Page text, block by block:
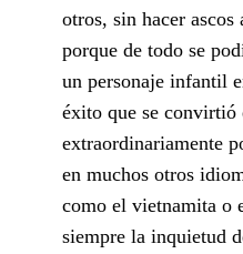
otros, sin hacer ascos
porque de todo se
un personaje infantil
éxito que se convirtió
extraordinariamente
en muchos otros
como el vietnamita o
siempre la inquietud